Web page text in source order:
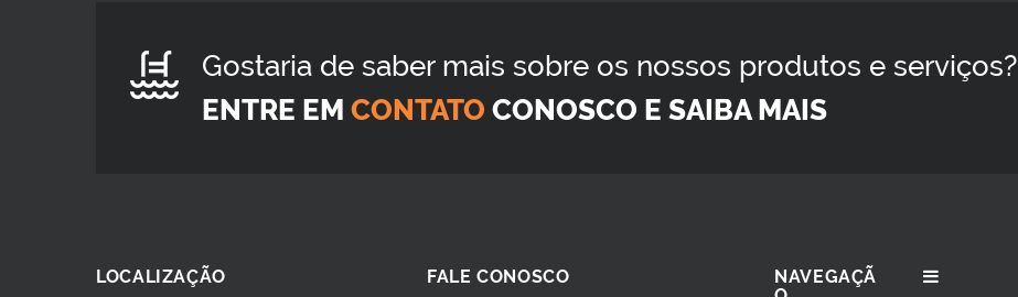
Gostaria de saber mais sobre os nossos produtos e serviços?
ENTRE EM CONTATO CONOSCO E SAIBA MAIS
LOCALIZAÇÃO FALE CONOSCO
NAVEGAÇÃ